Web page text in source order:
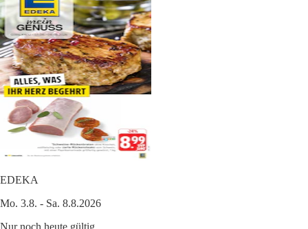
EDEKA
Mo. 3.8. - Sa. 8.8.2026